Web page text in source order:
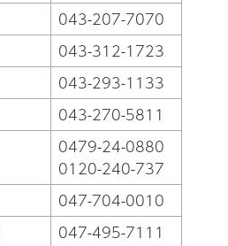
043-207-7070
043-312-1723
043-293-1133
043-270-5811
0479-24-0880
0120-240-737
047-704-0010
047-495-7111